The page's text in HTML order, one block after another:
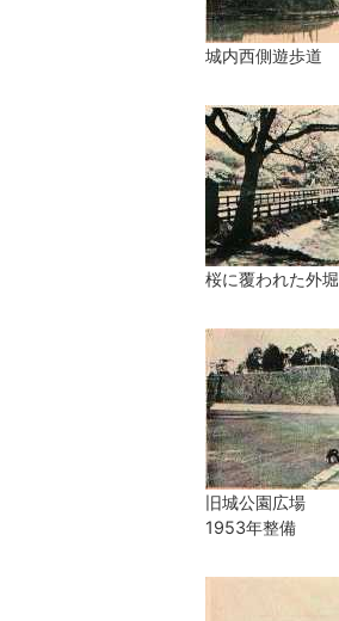
城内西側遊歩道
桜に覆われた外堀
旧城公園広場
1953年整備